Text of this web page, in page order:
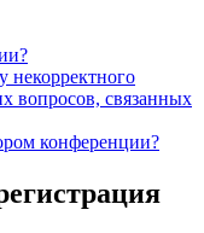
некорректного
вопросов, связанных
конференции?